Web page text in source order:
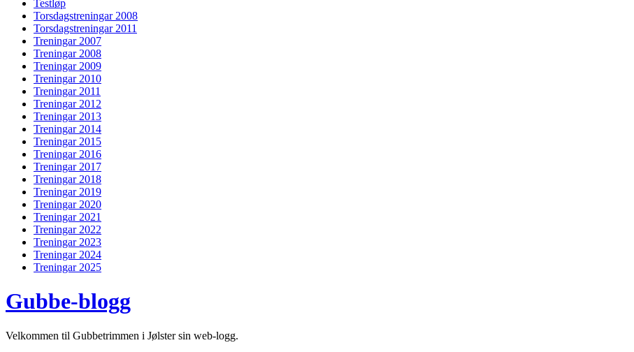
Testløp
Torsdagstreningar 2008
Torsdagstreningar 2011
Treningar 2007
Treningar 2008
Treningar 2009
Treningar 2010
Treningar 2011
Treningar 2012
Treningar 2013
Treningar 2014
Treningar 2015
Treningar 2016
Treningar 2017
Treningar 2018
Treningar 2019
Treningar 2020
Treningar 2021
Treningar 2022
Treningar 2023
Treningar 2024
Treningar 2025
Gubbe-blogg
Velkommen til Gubbetrimmen i Jølster sin web-logg.